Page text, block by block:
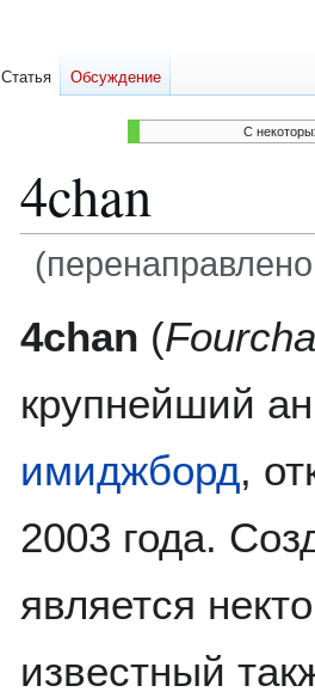
C
4chan
к
к
4chan (
крупнейший
имиджборд,
2003 года.
является
известный
Статья Обсуждение